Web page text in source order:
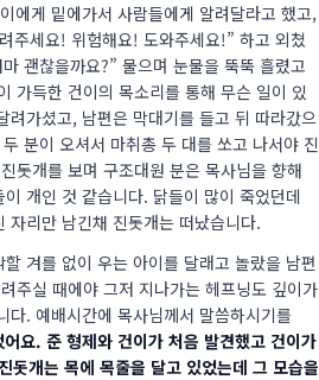
에게 밑에가서 사람들에게 알려달라고 했고,
주세요! 위험해요! 도와주세요!” 하고 외쳤
괜찮을까요?” 물으며 눈물을 뚝뚝 흘렸고
가득한 건이의 목소리를 통해 무슨 일이 있
가셨고, 남편은 막대기를 들고 뒤 따라갔으
분이 오셔서 마취총 두 대를 쏘고 나서야 진
돗개를 보며 구조대원 분은 목사님을 향해
개인 것 같습니다. 닭들이 많이 죽었던데
자리만 남긴채 진돗개는 떠났습니다.
겨를 없이 우는 아이를 달래고 놀랐을 남편
주실 때에야 그저 지나가는 헤프닝도 깊이가
. 예배시간에 목사님께서 말씀하시기를
요. 준 형제와 건이가 처음 발견했고 건이가
돗개는 목에 목줄을 달고 있었는데 그 모습을